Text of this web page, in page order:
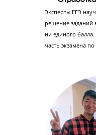
Создание
заучивание
ребенку
экзамена